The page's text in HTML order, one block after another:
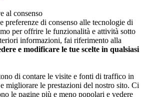
al consenso
preferenze di consenso alle tecnologie di
per offrire le funzionalità e attività sotto
informazioni, fai riferimento alla
e modificare le tue scelte in qualsiasi
di contare le visite e fonti di traffico in
migliorare le prestazioni del nostro sito. Ci
le pagine più e meno popolari e vedere